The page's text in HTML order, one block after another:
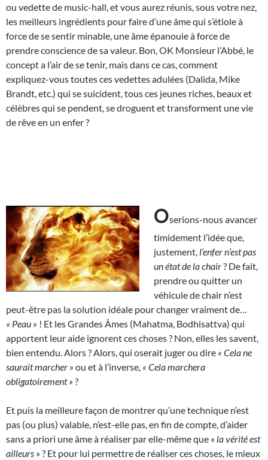
ou vedette de music-hall, et vous aurez réunis, sous votre nez,
les meilleurs ingrédients pour faire d’une âme qui s’étiole à
force de se sentir minable, une âme épanouie à force de
prendre conscience de sa valeur. Bon, OK Monsieur l’Abbé, le
concept a l’air de se tenir, mais dans ce cas, comment
expliquez-vous toutes ces vedettes adulées (Dalida, Mike
Brandt, etc.) qui se suicident, tous ces jeunes riches, beaux et
célèbres qui se pendent, se droguent et transforment une vie
de rêve en un enfer ?
Oserions-nous avancer
timidement l’idée que,
justement, l’enfer n’est pas
un état de la chair? De fait,
prendre ou quitter un
véhicule de chair n’est
peut-être pas la solution idéale pour changer vraiment de…
« Peau » ! Et les Grandes Âmes (Mahatma, Bodhisattva) qui
apportent leur aide ignorent ces choses ? Non, elles les savent,
bien entendu. Alors ? Alors, qui oserait juger ou dire « Cela ne
saurait marcher » ou et à l’inverse, « Cela marchera
obligatoirement » ?
Et puis la meilleure façon de montrer qu’une technique n’est
pas (ou plus) valable, n’est-elle pas, en fin de compte, d’aider
sans a priori une âme à réaliser par elle-même que « la vérité est
ailleurs » ? Et pour lui permettre de réaliser ces choses, le mieux